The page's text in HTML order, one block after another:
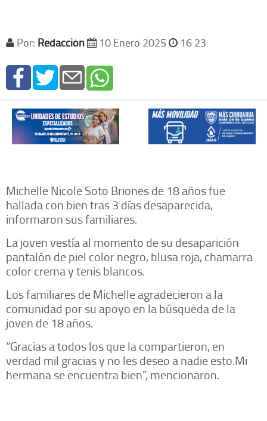
Por: Redacción 10 Enero 2025 16 23
Michelle Nicole Soto Briones de 18 años fue
hallada con bien tras 3 días desaparecida,
informaron sus familiares.
La joven vestía al momento de su desaparición
pantalón de piel color negro, blusa roja, chamarra
color crema y tenis blancos.
Los familiares de Michelle agradecieron a la
comunidad por su apoyo en la búsqueda de la
joven de 18 años.
“Gracias a todos los que la compartieron, en
verdad mil gracias y no les deseo a nadie esto.Mi
hermana se encuentra bien”, mencionaron.